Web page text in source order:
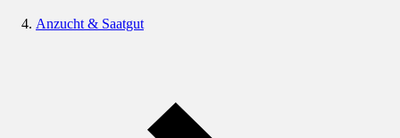
Anzucht & Saatgut